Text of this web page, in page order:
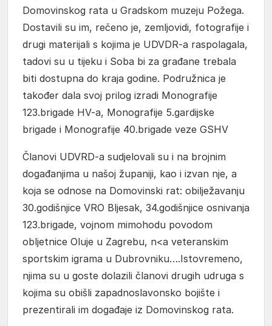
Domovinskog rata u Gradskom muzeju Požega.
Dostavili su im, rečeno je, zemljovidi, fotografije i
drugi materijali s kojima je UDVDR-a raspolagala,
tadovi su u tijeku i Soba bi za građane trebala
biti dostupna do kraja godine. Podružnica je
također dala svoj prilog izradi Monografije
123.brigade HV-a, Monografije 5.gardijske
brigade i Monografije 40.brigade veze GSHV
Članovi UDVRD-a sudjelovali su i na brojnim
događanjima u našoj županiji, kao i izvan nje, a
koja se odnose na Domovinski rat: obilježavanju
30.godišnjice VRO Bljesak, 34.godišnjice osnivanja
123.brigade, vojnom mimohodu povodom
obljetnice Oluje u Zagrebu, n<a veteranskim
sportskim igrama u Dubrovniku….Istovremeno,
njima su u goste dolazili članovi drugih udruga s
kojima su obišli zapadnoslavonsko bojište i
prezentirali im događaje iz Domovinskog rata.